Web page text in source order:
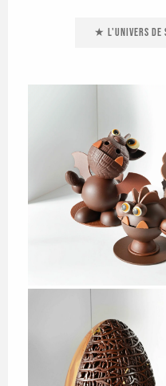
★ L'univers de